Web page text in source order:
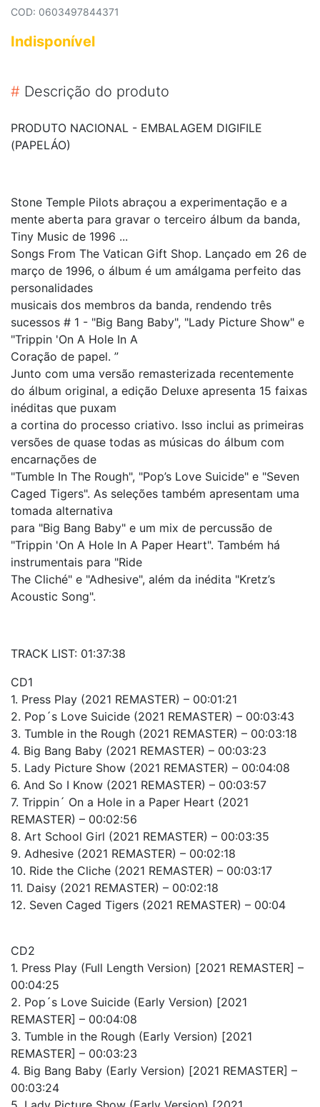
COD: 0603497844371
Indisponível
# Descrição do produto
PRODUTO NACIONAL - EMBALAGEM DIGIFILE
(PAPELÁO)
Stone Temple Pilots abraçou a experimentação e a
mente aberta para gravar o terceiro álbum da banda,
Tiny Music de 1996 ...
Songs From The Vatican Gift Shop. Lançado em 26 de
março de 1996, o álbum é um amálgama perfeito das
personalidades
musicais dos membros da banda, rendendo três
sucessos # 1 - "Big Bang Baby", "Lady Picture Show" e
"Trippin 'On A Hole In A
Coração de papel. ”
Junto com uma versão remasterizada recentemente
do álbum original, a edição Deluxe apresenta 15 faixas
inéditas que puxam
a cortina do processo criativo. Isso inclui as primeiras
versões de quase todas as músicas do álbum com
encarnações de
"Tumble In The Rough", "Pop’s Love Suicide" e "Seven
Caged Tigers". As seleções também apresentam uma
tomada alternativa
para "Big Bang Baby" e um mix de percussão de
"Trippin 'On A Hole In A Paper Heart". Também há
instrumentais para "Ride
The Cliché" e "Adhesive", além da inédita "Kretz’s
Acoustic Song".
TRACK LIST: 01:37:38
CD1
1. Press Play (2021 REMASTER) – 00:01:21
2. Pop´s Love Suicide (2021 REMASTER) – 00:03:43
3. Tumble in the Rough (2021 REMASTER) – 00:03:18
4. Big Bang Baby (2021 REMASTER) – 00:03:23
5. Lady Picture Show (2021 REMASTER) – 00:04:08
6. And So I Know (2021 REMASTER) – 00:03:57
7. Trippin´ On a Hole in a Paper Heart (2021
REMASTER) – 00:02:56
8. Art School Girl (2021 REMASTER) – 00:03:35
9. Adhesive (2021 REMASTER) – 00:02:18
10. Ride the Cliche (2021 REMASTER) – 00:03:17
11. Daisy (2021 REMASTER) – 00:02:18
12. Seven Caged Tigers (2021 REMASTER) – 00:04
CD2
1. Press Play (Full Length Version) [2021 REMASTER] –
00:04:25
2. Pop´s Love Suicide (Early Version) [2021
REMASTER] – 00:04:08
3. Tumble in the Rough (Early Version) [2021
REMASTER] – 00:03:23
4. Big Bang Baby (Early Version) [2021 REMASTER] –
00:03:24